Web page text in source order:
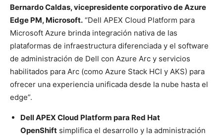
Bernardo Caldas, vicepresidente corporativo de Azure
Edge PM, Microsoft. “Dell APEX Cloud Platform para
Microsoft Azure brinda integración nativa de las
plataformas de infraestructura diferenciada y el software
de administración de Dell con Azure Arc y servicios
habilitados para Arc (como Azure Stack HCI y AKS) para
ofrecer una experiencia unificada desde la nube hasta el
edge”.
Dell APEX Cloud Platform para Red Hat
OpenShift simplifica el desarrollo y la administración